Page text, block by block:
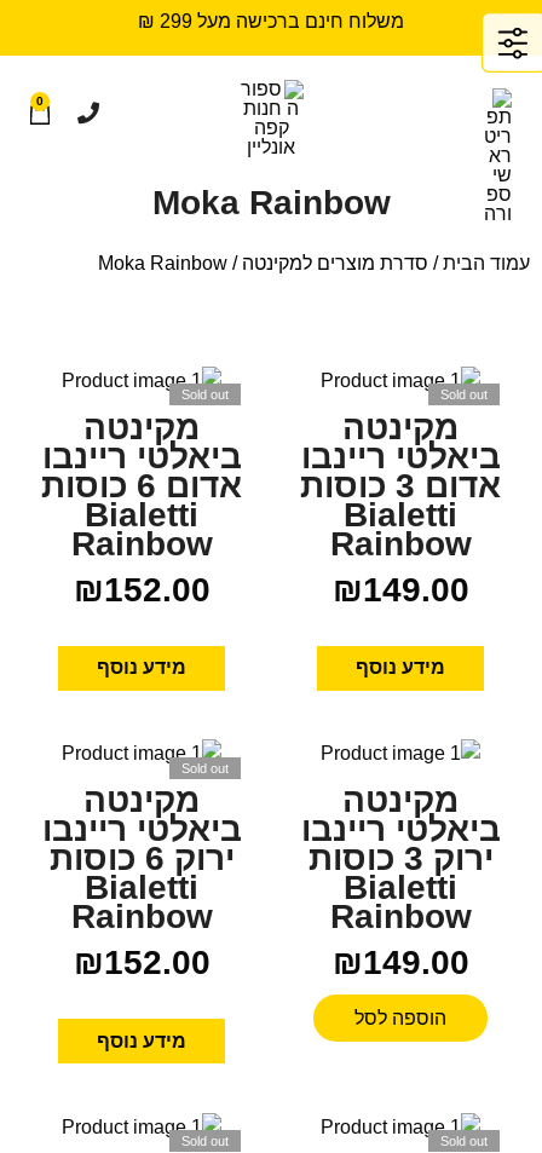
משלוח חינם ברכישה מעל 299 ₪
0
Moka Rainbow
עמוד הבית/ סדרת מוצרים למקינטה / Moka Rainbow
Sold out
מקינטה
ביאלטי ריינבו
אדום 3 כוסות
Bialetti
Rainbow
₪149.00
מידע נוסף
Sold out
מקינטה
ביאלטי ריינבו
אדום 6 כוסות
Bialetti
Rainbow
₪152.00
מידע נוסף
מקינטה
ביאלטי ריינבו
ירוק 3 כוסות
Bialetti
Rainbow
₪149.00
הוספה לסל
Sold out
מקינטה
ביאלטי ריינבו
ירוק 6 כוסות
Bialetti
Rainbow
₪152.00
מידע נוסף
Sold out
Sold out